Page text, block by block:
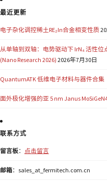
最近更新
电子杂化调控稀土RE₂In合金相变性质
从单轴到双轴：电势驱动下 IrN₄ 活性
(Nano Research 2026) 2026年7月30日
QuantumATK 低维电子材料与器件合集
面外极化增强的亚 5 nm Janus
联系方式
留言板： 点击留言
邮箱：sales_at_fermitech.com.cn